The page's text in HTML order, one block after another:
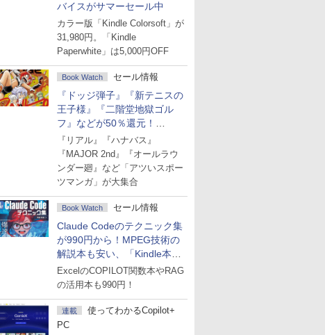
バイスがサマーセール中
カラー版「Kindle Colorsoft」が
31,980円。「Kindle
Paperwhite」は5,000円OFF
Book Watch セール情報
『ドッジ弾子』『新テニスの
王子様』『二階堂地獄ゴル
フ』などが50％還元！
Amazonマンガ週末セール
『リアル』『ハナバス』
『MAJOR 2nd』『オールラウ
ンダー廻』など「アツいスポー
ツマンガ」が大集合
Book Watch セール情報
Claude Codeのテクニック集
が990円から！MPEG技術の
解説本も安い、「Kindle本サ
マーセール」第2弾開始！
ExcelのCOPILOT関数本やRAG
の活用本も990円！
連載
使ってわかるCopilot+
PC